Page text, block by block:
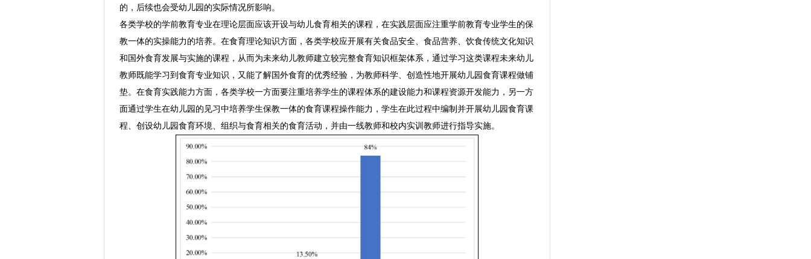
的，后续也会受幼儿园的实际情况所影响。
各类学校的学前教育专业在理论层面应该开设与幼儿食育相关的课程，在实践层面应注重学前教育专业学生的保
教一体的实操能力的培养。在食育理论知识方面，各类学校应开展有关食品安全、食品营养、饮食传统文化知识
和国外食育发展与实施的课程，从而为未来幼儿教师建立较完整食育知识框架体系，通过学习这类课程未来幼儿
教师既能学习到食育专业知识，又能了解国外食育的优秀经验，为教师科学、创造性地开展幼儿园食育课程做铺
垫。在食育实践能力方面，各类学校一方面要注重培养学生的课程体系的建设能力和课程资源开发能力，另一方
面通过学生在幼儿园的见习中培养学生保教一体的食育课程操作能力，学生在此过程中编制并开展幼儿园食育课
程、创设幼儿园食育环境、组织与食育相关的食育活动，并由一线教师和校内实训教师进行指导实施。